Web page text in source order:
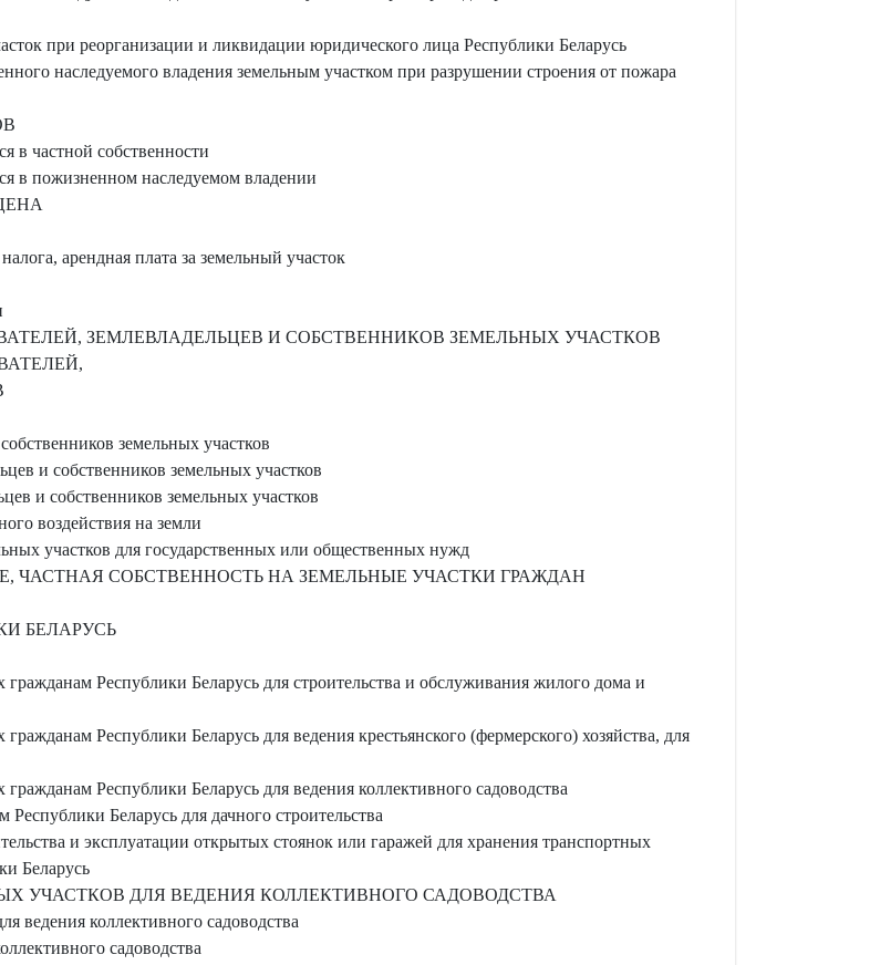
при реорганизации и ликвидации юридического лица Республики Беларусь
наследуемого владения земельным участком при разрушении строения от пожара
в частной собственности
в пожизненном наследуемом владении
арендная плата за земельный участок
ЗЕМЛЕВЛАДЕЛЬЦЕВ И СОБСТВЕННИКОВ ЗЕМЕЛЬНЫХ УЧАСТКОВ
земельных участков
и собственников земельных участков
и собственников земельных участков
воздействия на земли
участков для государственных или общественных нужд
ЧАСТНАЯ СОБСТВЕННОСТЬ НА ЗЕМЕЛЬНЫЕ УЧАСТКИ ГРАЖДАН
БЕЛАРУСЬ
Республики Беларусь для строительства и обслуживания жилого дома и
Республики Беларусь для ведения крестьянского (фермерского) хозяйства, для
Республики Беларусь для ведения коллективного садоводства
Беларусь для дачного строительства
и эксплуатации открытых стоянок или гаражей для хранения транспортных
Беларусь
УЧАСТКОВ ДЛЯ ВЕДЕНИЯ КОЛЛЕКТИВНОГО САДОВОДСТВА
ведения коллективного садоводства
садоводства